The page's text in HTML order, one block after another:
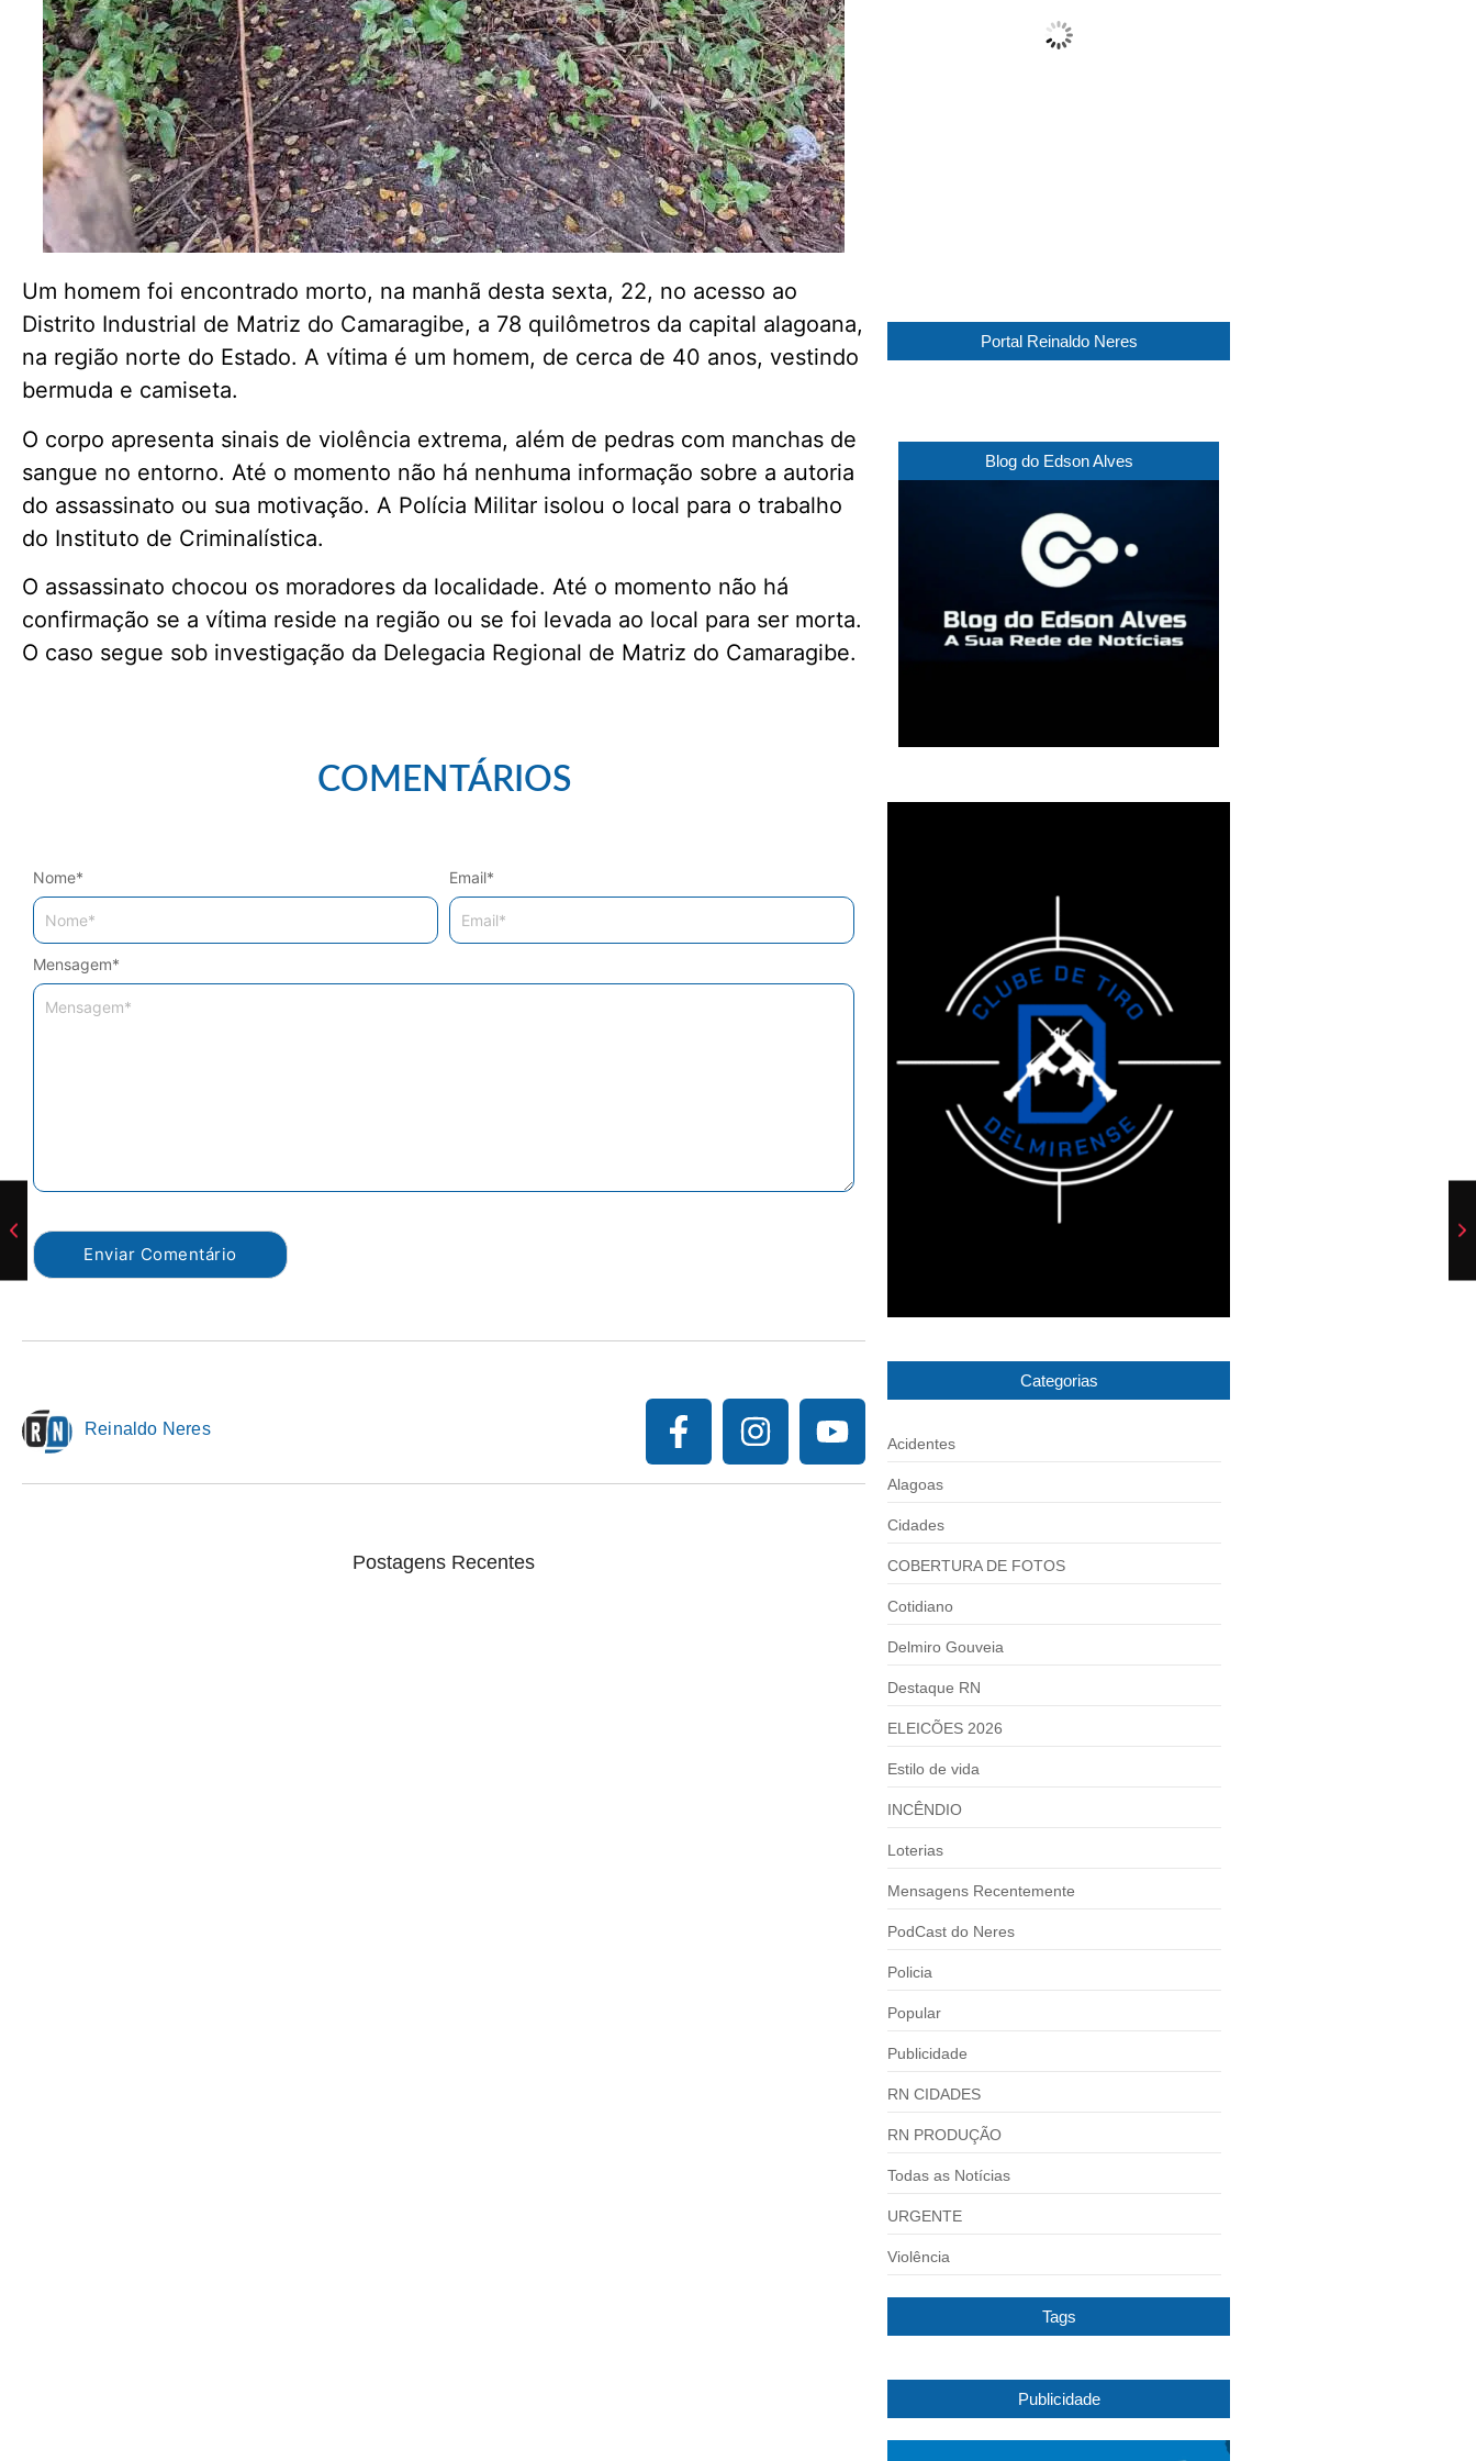
Um homem foi encontrado morto, na manhã desta sexta, 22, no acesso ao
Distrito Industrial de Matriz do Camaragibe, a 78 quilômetros da capital alagoana,
na região norte do Estado. A vítima é um homem, de cerca de 40 anos, vestindo
bermuda e camiseta.
O corpo apresenta sinais de violência extrema, além de pedras com manchas de
sangue no entorno. Até o momento não há nenhuma informação sobre a autoria
do assassinato ou sua motivação. A Polícia Militar isolou o local para o trabalho
do Instituto de Criminalística.
O assassinato chocou os moradores da localidade. Até o momento não há
confirmação se a vítima reside na região ou se foi levada ao local para ser morta.
O caso segue sob investigação da Delegacia Regional de Matriz do Camaragibe.
COMENTÁRIOS
Mensagem*
Nome* Email*
Reinaldo Neres
Postagens Recentes
Wind Gust:
Portal Reinaldo Neres
Blog do Edson Alves
Categorias
Acidentes
Alagoas
Cidades
COBERTURA DE FOTOS
Cotidiano
Delmiro Gouveia
Destaque RN
ELEICÕES 2026
Estilo de vida
INCÊNDIO
Loterias
Mensagens Recentemente
PodCast do Neres
Policia
Popular
Publicidade
RN CIDADES
RN PRODUÇÃO
Todas as Notícias
URGENTE
Violência
Tags
Publicidade